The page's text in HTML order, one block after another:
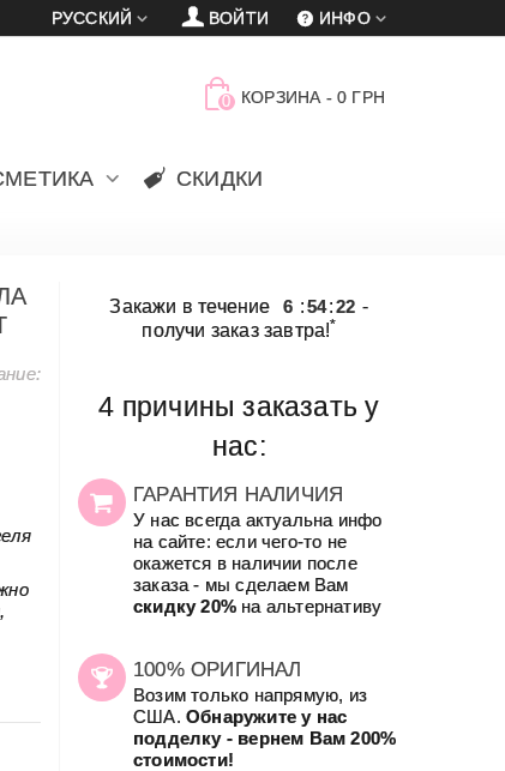
ИНФО
ВОЙТИ
РУССКИЙ
0 КОРЗИНА - 0 ГРН
СКИДКИ
Закажи в течение 6 :54:22 -
получи заказ завтра!*
4 причины заказать у
нас:
ГАРАНТИЯ НАЛИЧИЯ
У нас всегда актуальна инфо
на сайте: если чего-то не
окажется в наличии после
заказа - мы сделаем Вам
скидку 20%на альтернативу
100% ОРИГИНАЛ
Возим только напрямую, из
США. Обнаружите у нас
подделку - вернем Вам 200%
стоимости!